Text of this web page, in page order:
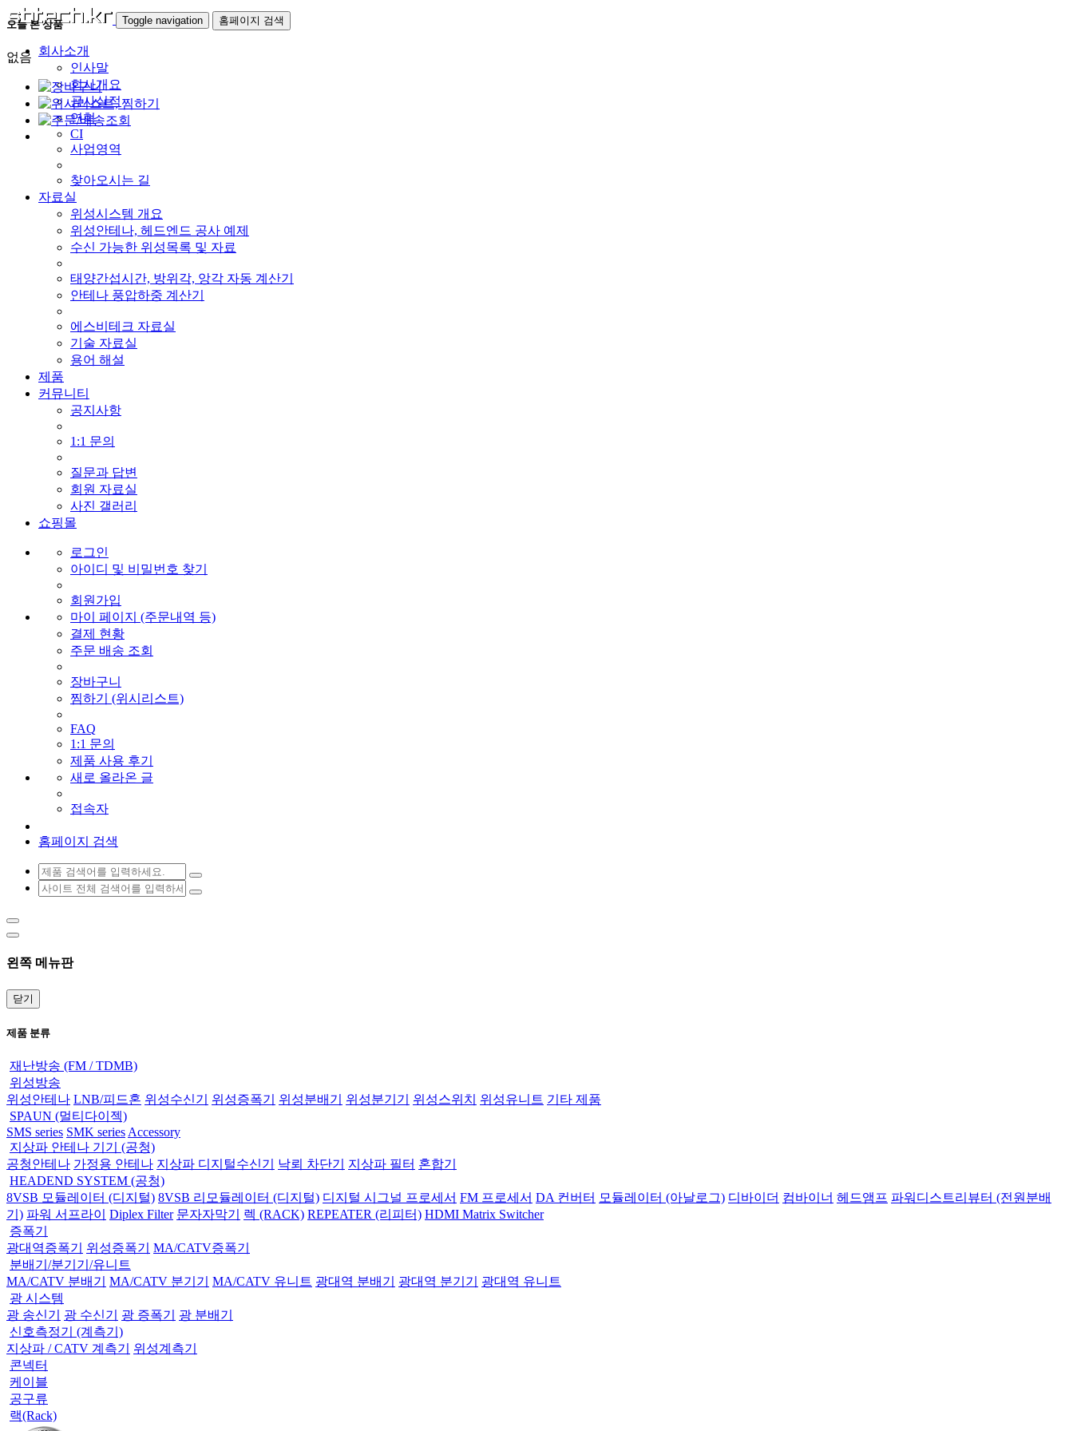
Toggle navigation 홈페이지 검색
회사소개
인사말
회사개요
공사실적
연혁
CI
사업영역
찾아오시는 길
자료실
위성시스템 개요
위성안테나, 헤드엔드 공사 예제
수신 가능한 위성목록 및 자료
태양간섭시간, 방위각, 앙각 자동 계산기
안테나 풍압하중 계산기
에스비테크 자료실
기술 자료실
용어 해설
제품
커뮤니티
공지사항
1:1 문의
질문과 답변
회원 자료실
사진 갤러리
쇼핑몰
로그인
아이디 및 비밀번호 찾기
회원가입
마이 페이지 (주문내역 등)
결제 현황
주문 배송 조회
장바구니
찜하기 (위시리스트)
FAQ
1:1 문의
제품 사용 후기
새로 올라온 글
접속자
홈페이지 검색
왼쪽 메뉴판
닫기
제품 분류
재난방송 (FM / TDMB)
위성방송
위성안테나 LNB/피드혼 위성수신기 위성증폭기 위성분배기 위성분기기 위성스위치 위성유니트 기타 제품
SPAUN (멀티다이젝)
SMS series SMK series Accessory
지상파 안테나 기기 (공청)
공청안테나 가정용 안테나 지상파 디지털수신기 낙뢰 차단기 지상파 필터 혼합기
HEADEND SYSTEM (공청)
8VSB 모듈레이터 (디지털) 8VSB 리모듈레이터 (디지털) 디지털 시그널 프로세서 FM 프로세서 DA 컨버터 모듈레이터 (아날로그) 디바이더 컴바이너 헤드앰프 파워디스트리뷰터 (전원분배
기) 파워 서프라이 Diplex Filter 문자자막기 렉 (RACK) REPEATER (리피터) HDMI Matrix Switcher
증폭기
광대역증폭기
위성증폭기
MA/CATV증폭기
분배기/분기기/유니트
MA/CATV 분배기
MA/CATV 분기기 MA/CATV 유니트 광대역 분배기 광대역 분기기
광대역 유니트
광 시스템
광 송신기
광 수신기 광 증폭기
광 분배기
신호측정기 (계측기)
지상파 / CATV 계측기
위성계측기
콘넥터
케이블
공구류
랙(Rack)
오늘 본 상품
없음